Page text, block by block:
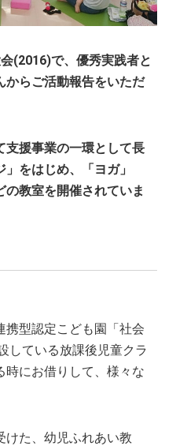
(2016)で、優秀実践者と
からご活動報告をいただ
支援事業の一環として長
をはじめ、「ヨガ」
の教室を開催されていま
携型認定こども園「社会
している放課後児童クラ
時にお借りして、様々な
けた、幼児ふれあい教